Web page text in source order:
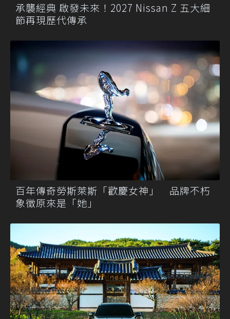
承襲經典 啟發未來！2027 Nissan Z 五大細
節再現歷代傳承
百年傳奇勞斯萊斯「歡慶女神」 品牌不朽
象徵原來是「她」